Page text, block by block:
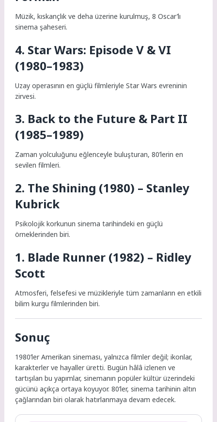
Müzik, kıskançlık ve deha üzerine kurulmuş, 8 Oscar’lı
sinema şaheseri.
4. Star Wars: Episode V & VI
(1980–1983)
Uzay operasının en güçlü filmleriyle Star Wars evreninin
zirvesi.
3. Back to the Future & Part II
(1985–1989)
Zaman yolculuğunu eğlenceyle buluşturan, 80’lerin en
sevilen filmleri.
2. The Shining (1980) – Stanley
Kubrick
Psikolojik korkunun sinema tarihindeki en güçlü
örneklerinden biri.
1. Blade Runner (1982) – Ridley
Scott
Atmosferi, felsefesi ve müzikleriyle tüm zamanların en etkili
bilim kurgu filmlerinden biri.
Sonuç
1980’ler Amerikan sineması, yalnızca filmler değil; ikonlar,
karakterler ve hayaller üretti. Bugün hâlâ izlenen ve
tartışılan bu yapımlar, sinemanın popüler kültür üzerindeki
gücünü açıkça ortaya koyuyor. 80’ler, sinema tarihinin altın
çağlarından biri olarak hatırlanmaya devam edecek.